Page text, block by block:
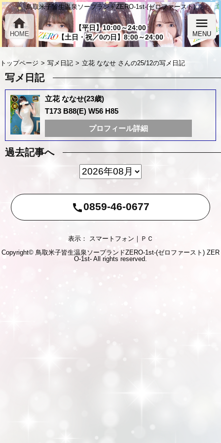
鳥取米子皆生温泉ソープランドZERO-1st-(ゼロファースト)
【平日】10:00～24:00
【土日・祝／0の日】8:00～24:00
home
HOME
menu
MENU
トップページ 写メ日記 立花 ななせ さんの25/12の写メ日記
写メ日記
立花 ななせ(23歳)
T173 B88(E) W56 H85
プロフィール詳細
過去記事へ
call0859-46-0677
表示： スマートフォン｜ ＰＣ
Copyright© 鳥取米子皆生温泉ソープランドZERO-1st-(ゼロファースト) ZER
O-1st- All rights reserved.